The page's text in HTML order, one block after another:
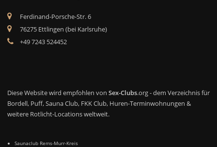
Ferdinand-Porsche-Str. 6
76275 Ettlingen (bei Karlsruhe)
+49 7243 524452
Diese Website wird empfohlen von Sex-Clubs.org - dem Verzeichnis für
Bordell, Puff, Sauna Club, FKK Club, Huren-Terminwohnungen &
weitere Rotlicht-Locations weltweit.
Saunaclub Rems-Murr-Kreis